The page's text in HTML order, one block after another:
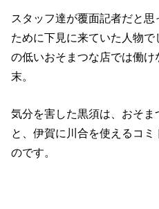
スタッフ達が覆面記者だと
ために下見に来ていた人物
の低いおそまつな店では働
末。
気分を害した黒須は、おそ
と、伊賀に川合を使えるコ
のです。